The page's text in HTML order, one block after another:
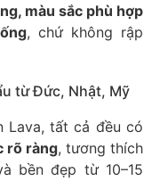
màu sắc phù hợp
, chứ không rập
từ Đức, Nhật, Mỹ
Lava, tất cả đều có
rõ ràng, tương thích
bền đẹp từ 10–15